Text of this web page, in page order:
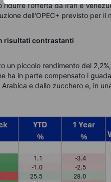
l'offerta da Iran e
dell'OPEC+ previsto per il
risultati contrastanti
un piccolo rendimento del
ha in parte compensato i
e dallo zucchero e, in